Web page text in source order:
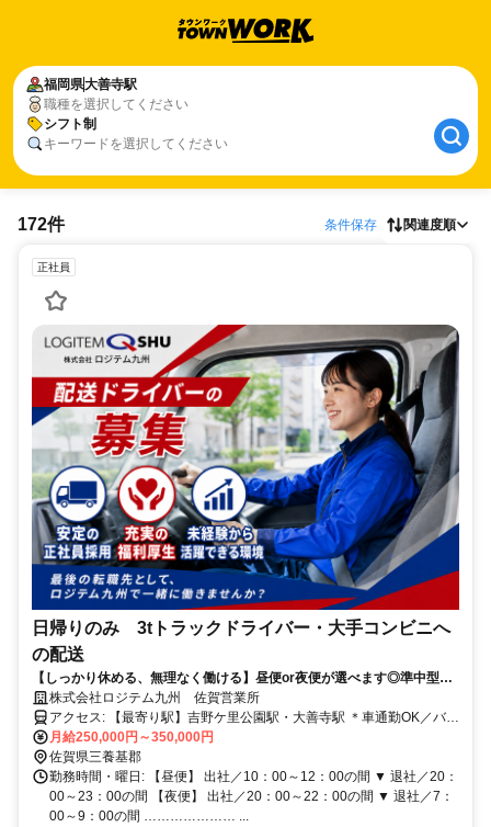
福岡県大善寺駅
職種を選択してください
シフト制
キーワードを選択してください
172件 条件保存 関連度順
正社員
日帰りのみ 3tトラックドライバー・大手コンビニへ
の配送
【しっかり休める、無理なく働ける】昼便or夜便が選べます◎準中型免
許以上あれば未経験OK♪
株式会社ロジテム九州 佐賀営業所
アクセス: 【最寄り駅】吉野ケ里公園駅・大善寺駅 ＊車通勤OK／バイ
ク通勤OK／自転車通勤OK（無料駐車場完備） ＊転勤なし ＊U・Iタ
ーン歓迎
月給250,000円～350,000円
佐賀県三養基郡
勤務時間・曜日: 【昼便】 出社／10：00～12：00の間 ▼ 退社／20：
00～23：00の間 【夜便】 出社／20：00～22：00の間 ▼ 退社／7：
00～9：00の間 ………………… ...